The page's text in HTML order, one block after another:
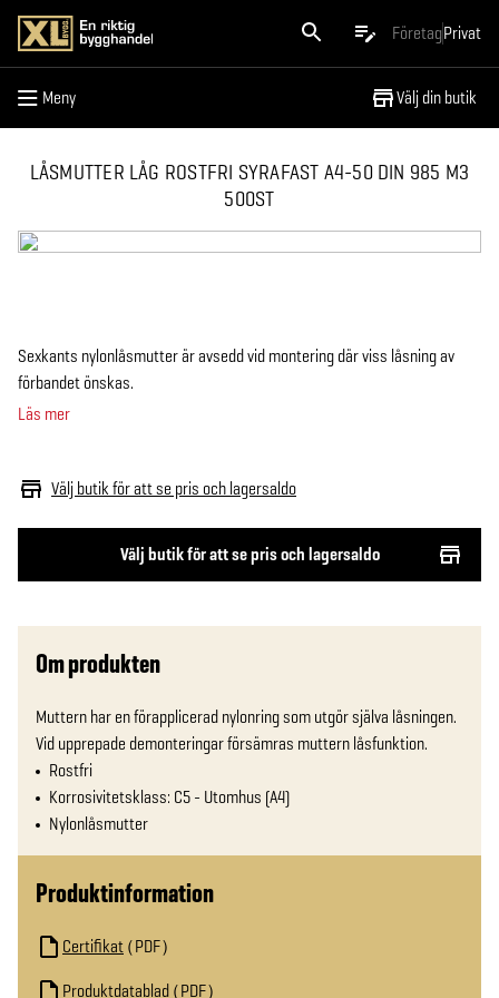
FöretagPrivat
Meny Välj din butik
Meny
LÅSMUTTER LÅG ROSTFRI SYRAFAST A4-50 DIN 985 M3
500ST
Välj butik för att se pris och lagersaldo
Välj butik för att se pris och lagersaldo
Sexkants nylonlåsmutter är avsedd vid montering där viss låsning av
förbandet önskas.
Läs mer
Om produkten
Muttern har en förapplicerad nylonring som utgör själva låsningen.
Vid upprepade demonteringar försämras muttern låsfunktion.
Rostfri
Korrosivitetsklass: C5 - Utomhus (A4)
Nylonlåsmutter
Produktinformation
Certifikat PDF
Produktdatablad PDF